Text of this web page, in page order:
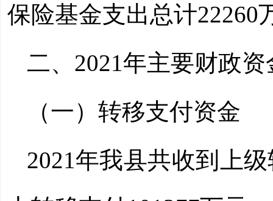
保险基金支出总计22260
二、 2021年主要财政
（一）转移支付资金
2021年我县共收到上